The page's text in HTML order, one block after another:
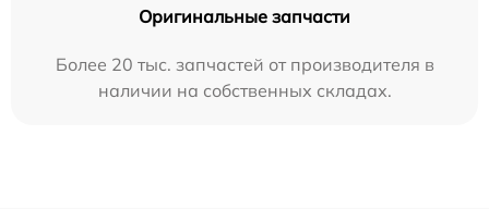
Оригинальные запчасти
Более 20 тыс. запчастей от производителя в
наличии на собственных складах.